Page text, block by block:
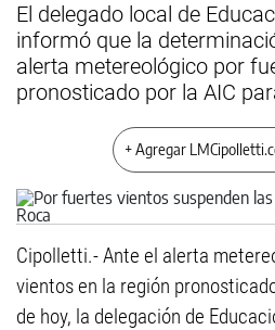
El delegado local de
informó que la
alerta metereológico por
pronosticado por la AIC
+ Agregar
Cipolletti.- Ante el alerta
vientos en la región
de hoy, la delegación de